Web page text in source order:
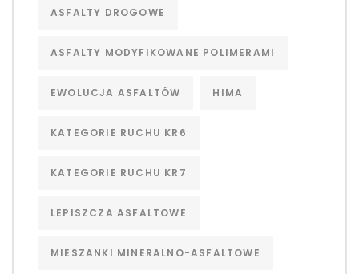
ASFALTY DROGOWE
ASFALTY MODYFIKOWANE POLIMERAMI
EWOLUCJA ASFALTÓW HIMA
KATEGORIE RUCHU KR6
KATEGORIE RUCHU KR7
LEPISZCZA ASFALTOWE
MIESZANKI MINERALNO-ASFALTOWE